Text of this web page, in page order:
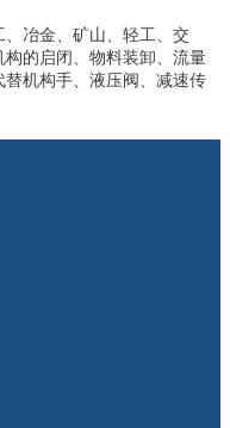
冶金、矿山、轻工、交
的启闭、物料装卸、流量
机构手、液压阀、减速传